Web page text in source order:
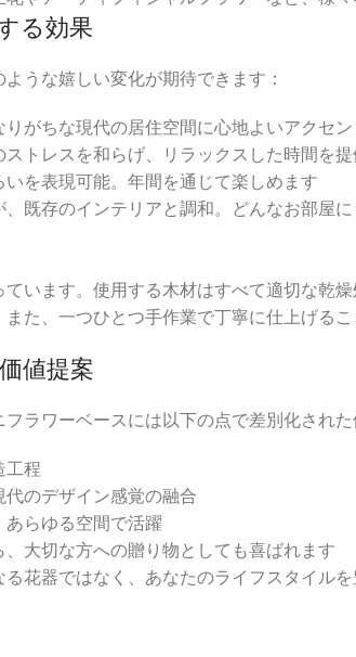
る効果
うな嬉しい変化が期待できます：
がちな現代の居住空間に心地よいアクセ
トレスを和らげ、リラックスした時間を
を表現可能。年間を通じて楽しめます
、既存のインテリアと調和。どんなお部屋
います。使用する木材はすべて適切な乾
た、一つひとつ手作業で丁寧に仕上げる
値提案
ラワーベースには以下の点で差別化された
工程
代のデザイン感覚の融合
あらゆる空間で活躍
、大切な方への贈り物としても喜ばれます
花器ではなく、あなたのライフスタイル